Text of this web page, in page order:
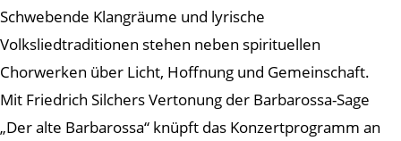
Schwebende Klangräume und lyrische
Volksliedtraditionen stehen neben spirituellen
Chorwerken über Licht, Hoffnung und Gemeinschaft.
Mit Friedrich Silchers Vertonung der Barbarossa-Sage
„Der alte Barbarossa“ knüpft das Konzertprogramm an